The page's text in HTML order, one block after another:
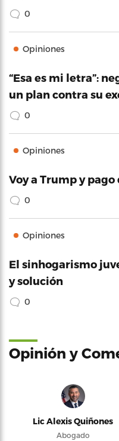
0
Opiniones
“Esa es mi letra”:
un plan contra su
0
Opiniones
Voy a Trump y pago
0
Opiniones
El sinhogarismo
y solución
0
Opinión y
Lic Alexis Quiñones
Abogado